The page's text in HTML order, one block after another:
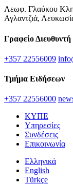
Λεωφ. Γλαύκου
Αγλαντζιά,
Γραφείο Διευθυντή
+357 22556009
Τμήμα Ειδήσεων
+357 22556000
ΚΥΠΕ
Υπηρεσίες
Συνδέσεις
Επικοινωνία
Ελληνικά
English
Türkçe